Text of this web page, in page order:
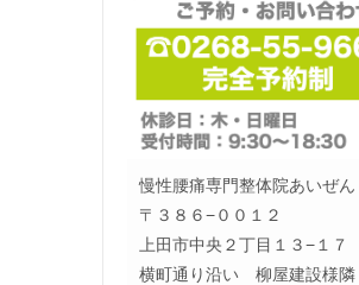
慢性腰痛専門整体院あいぜん
〒３８６−００１２
上田市中央２丁目１３−１７
横町通り沿い 柳屋建設様隣